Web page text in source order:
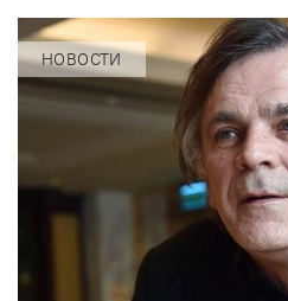
как репертуарный
площадки.
НОВОСТИ